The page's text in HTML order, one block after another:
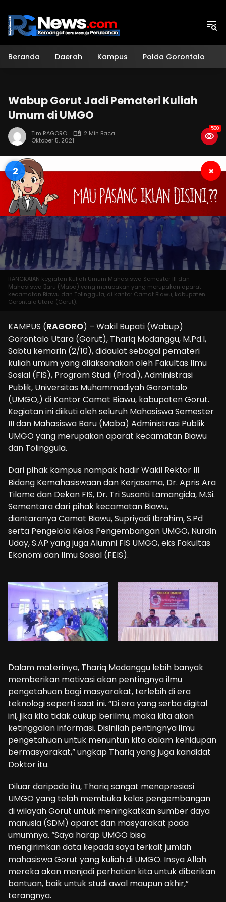
konten
Beranda Daerah Kampus Polda Gorontalo
Wabup Gorut Jadi Pemateri Kuliah
Umum di UMGO
Tim RAGORO
2 Min Baca
Oktober 5, 2021
580
1 ×
RANGKAIAN kegiatan Kuliah Umum Mahasiswa Semester III dan
Mahasiswa Baru (Maba) yang merupakan yang merupakan aparat
kecamatan Biawu dan Tolinggula, di kantor Camat Biawu, kabupaten
Gorontalo Utara (Gorut).
KAMPUS (RAGORO) – Wakil Bupati (Wabup)
Gorontalo Utara (Gorut), Thariq Modanggu, M.Pd.I,
Sabtu kemarin (2/10), didaulat sebagai pemateri
kuliah umum yang dilaksanakan oleh Fakultas Ilmu
Sosial (FIS), Program Studi (Prodi), Administrasi
Publik, Universitas Muhammadiyah Gorontalo
(UMGO,) di Kantor Camat Biawu, kabupaten Gorut.
Kegiatan ini diikuti oleh seluruh Mahasiswa Semester
III dan Mahasiswa Baru (Maba) Administrasi Publik
UMGO yang merupakan aparat kecamatan Biawu
dan Tolinggula.
Dari pihak kampus nampak hadir Wakil Rektor III
Bidang Kemahasiswaan dan Kerjasama, Dr. Apris Ara
Tilome dan Dekan FIS, Dr. Tri Susanti Lamangida, M.Si.
Sementara dari pihak kecamatan Biawu,
diantaranya Camat Biawu, Supriyadi Ibrahim, S.Pd
serta Pengelola Kelas Pengembangan UMGO, Nurdin
Uday, S.AP yang juga Alumni FIS UMGO, eks Fakultas
Ekonomi dan Ilmu Sosial (FEIS).
Dalam materinya, Thariq Modanggu lebih banyak
memberikan motivasi akan pentingnya ilmu
pengetahuan bagi masyarakat, terlebih di era
teknologi seperti saat ini. “Di era yang serba digital
ini, jika kita tidak cukup berilmu, maka kita akan
ketinggalan informasi. Disinilah pentingnya ilmu
pengetahuan untuk menuntun kita dalam kehidupan
bermasyarakat,” ungkap Thariq yang juga kandidat
Doktor itu.
Diluar daripada itu, Thariq sangat menapresiasi
UMGO yang telah membuka kelas pengembangan
di wilayah Gorut untuk meningkatkan sumber daya
manusia (SDM) aparat dan masyarakat pada
umumnya. “Saya harap UMGO bisa
mengirimkan data kepada saya terkait jumlah
mahasiswa Gorut yang kuliah di UMGO. Insya Allah
mereka akan menjadi perhatian kita untuk diberikan
bantuan, baik untuk studi awal maupun akhir,”
terangnya.